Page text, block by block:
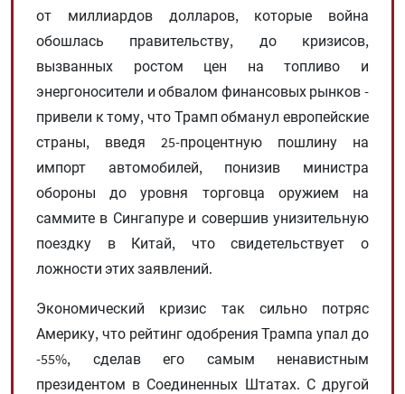
от миллиардов долларов, которые война
обошлась правительству, до кризисов,
вызванных ростом цен на топливо и
энергоносители и обвалом финансовых рынков -
привели к тому, что Трамп обманул европейские
страны, введя 25-процентную пошлину на
импорт автомобилей, понизив министра
обороны до уровня торговца оружием на
саммите в Сингапуре и совершив унизительную
поездку в Китай, что свидетельствует о
ложности этих заявлений.
Экономический кризис так сильно потряс
Америку, что рейтинг одобрения Трампа упал до
-55%, сделав его самым ненавистным
президентом в Соединенных Штатах. С другой